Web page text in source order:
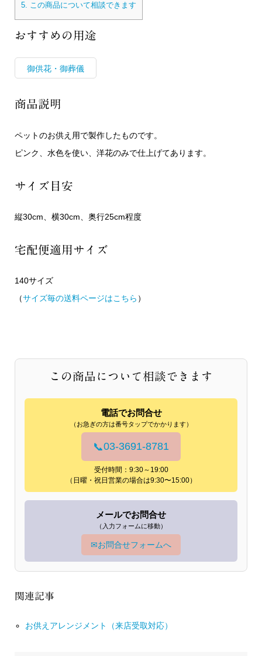
5. この商品について相談できます
おすすめの用途
御供花・御葬儀
商品説明
ペットのお供え用で製作したものです。
ピンク、水色を使い、洋花のみで仕上げてあります。
サイズ目安
縦30cm、横30cm、奥行25cm程度
宅配便適用サイズ
140サイズ
（サイズ毎の送料ページはこちら ）
この商品について相談できます
電話でお問合せ
（お急ぎの方は番号タップでかかります）
📞03-3691-8781
受付時間：9:30～19:00
（日曜・祝日営業の場合は9:30〜15:00）
メールでお問合せ
（入力フォームに移動）
✉お問合せフォームへ
関連記事
お供えアレンジメント（来店受取対応）